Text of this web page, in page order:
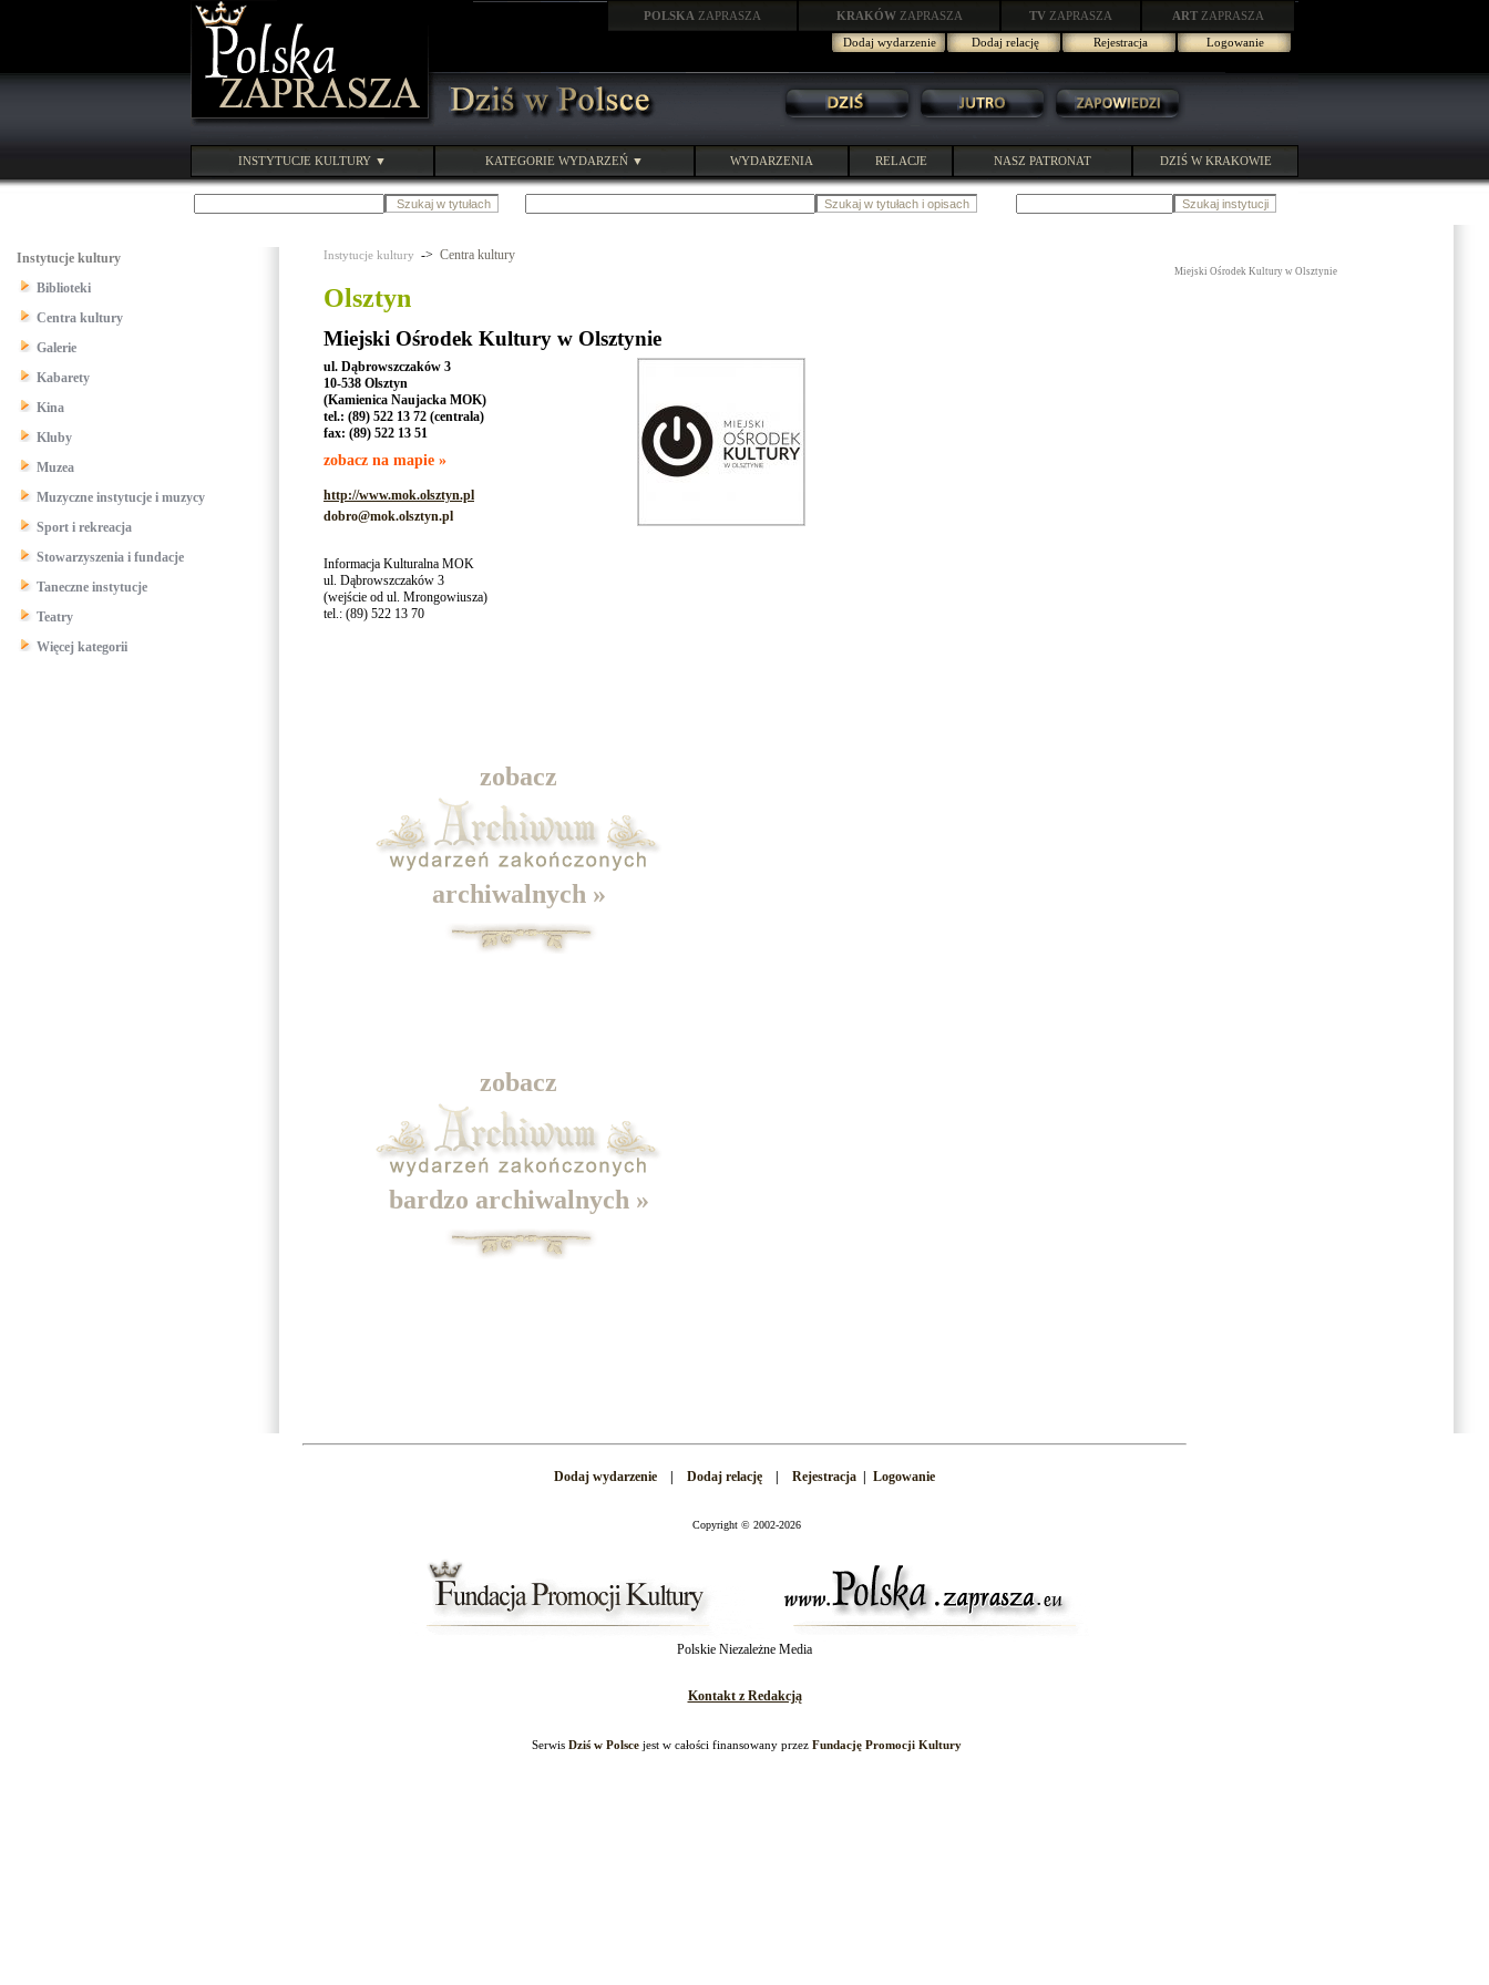
POLSKA ZAPRASZA KRAKÓW ZAPRASZA TV ZAPRASZA ART ZAPRASZA
Dodaj wydarzenie
Dodaj relację Rejestracja Logowanie
INSTYTUCJE KULTURY ▼ KATEGORIE WYDARZEŃ ▼ WYDARZENIA RELACJE NASZ PATRONAT DZIŚ W KRAKOWIE
Instytucje kultury
Biblioteki
Centra kultury
Galerie
Kabarety
Kina
Kluby
Muzea
Muzyczne instytucje i muzycy
Sport i rekreacja
Stowarzyszenia i fundacje
Taneczne instytucje
Teatry
Więcej kategorii
Instytucje kultury -> Centra kultury
Olsztyn
Miejski Ośrodek Kultury w Olsztynie
ul. Dąbrowszczaków 3
10-538 Olsztyn
(Kamienica Naujacka MOK)
tel.: (89) 522 13 72 (centrala)
fax: (89) 522 13 51
zobacz na mapie »
http://www.mok.olsztyn.pl
dobro@mok.olsztyn.pl
Informacja Kulturalna MOK
ul. Dąbrowszczaków 3
(wejście od ul. Mrongowiusza)
tel.: (89) 522 13 70
zobacz
archiwalnych »
zobacz
bardzo archiwalnych »
Miejski Ośrodek Kultury w Olsztynie
Dodaj wydarzenie Dodaj relację Rejestracja Logowanie
Copyright ©2002-2026
Polskie Niezależne Media
Kontakt z Redakcją
Serwis Dziś w Polscejest w całości finansowany przez Fundację Promocji Kultury